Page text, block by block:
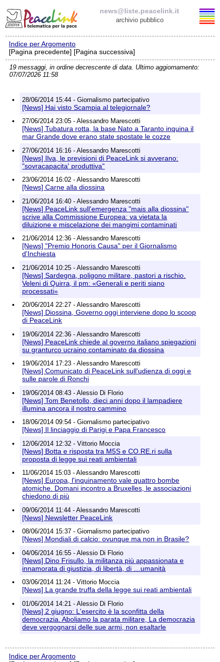
news@liste.peacelink.it
archivio pubblico
Elenco delle liste
news@liste.peacelink.it
Informativa sulla privacy
Richieste di rimozione
Indice per Argomento
[Pagina precedente] [Pagina successiva]
19 messaggi, in ordine decrescente di data. Ultimo aggiornamento:
07/07/2026 11:58
28/06/2014 15:44 - Giornalismo partecipativo
[News] Hai visto Scampia al telegiornale?
27/06/2014 23:05 - Alessandro Marescotti
[News] Tubatura rotta, la base Nato a Taranto inquina il
mar Grande dove erano state spostate le cozze
27/06/2014 16:16 - Alessandro Marescotti
[News] Ilva, le previsioni di PeaceLink si avverano:
"sovracapacita' produttiva"
23/06/2014 16:02 - Alessandro Marescotti
[News] Carne alla diossina
21/06/2014 16:40 - Alessandro Marescotti
[News] PeaceLink sull'emergenza "mais alla diossina"
scrive alla Commissione Europea: va vietata la
diluizione e miscelazione dei mangimi contaminati
21/06/2014 12:36 - Alessandro Marescotti
[News] "Premio Honoris Causa" per il Giornalismo
d'Inchiesta
21/06/2014 10:25 - Alessandro Marescotti
[News] Sardegna, poligono militare, pastori a rischio.
Veleni di Quirra, il pm: «Generali e periti siano
processati»
20/06/2014 22:27 - Alessandro Marescotti
[News] Diossina, Governo oggi interviene dopo lo scoop
di PeaceLink
19/06/2014 22:36 - Alessandro Marescotti
[News] PeaceLink chiede al governo italiano spiegazioni
su granturco ucraino contaminato da diossina
19/06/2014 17:23 - Alessandro Marescotti
[News] Comunicato di PeaceLink sull'udienza di oggi e
sulle parole di Ronchi
19/06/2014 08:43 - Alessio Di Florio
[News] Tom Benetollo, dieci anni dopo il lampadiere
illumina ancora il nostro cammino
18/06/2014 09:54 - Giornalismo partecipativo
[News] Il linciaggio di Parigi e Papa Francesco
12/06/2014 12:32 - Vittorio Moccia
[News] Botta e risposta tra M5S e CO.RE.ri sulla
proposta di legge sui reati ambientali
11/06/2014 15:03 - Alessandro Marescotti
[News] Europa, l'inquinamento vale quattro bombe
atomiche. Domani incontro a Bruxelles, le associazioni
chiedono di più
09/06/2014 11:44 - Alessandro Marescotti
[News] Newsletter PeaceLink
08/06/2014 15:37 - Giornalismo partecipativo
[News] Mondiali di calcio: ovunque ma non in Brasile?
04/06/2014 16:55 - Alessio Di Florio
[News] Dino Frisullo, la militanza più appassionata e
innamorata di giustizia, di libertà, di …umanità
03/06/2014 11:24 - Vittorio Moccia
[News] La grande truffa della legge sui reati ambientali
01/06/2014 14:21 - Alessio Di Florio
[News] 2 giugno: L'esercito è la sconfitta della
democrazia. Aboliamo la parata militare, La democrazia
deve vergognarsi delle sue armi, non esaltarle
Indice per Argomento